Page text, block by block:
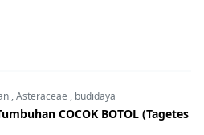
,Asteraceae , budidaya
COCOK BOTOL (Tagetes